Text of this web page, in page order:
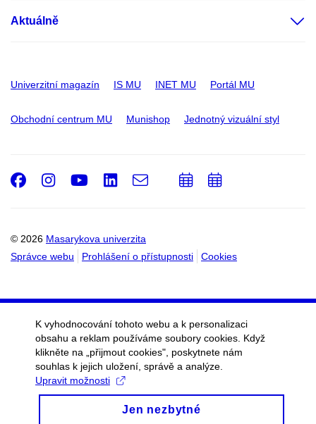
Aktuálně
Univerzitní magazín IS MU INET MU Portál MU
Obchodní centrum MU Munishop Jednotný vizuální styl
© 2026 Masarykova univerzita
Správce webu
Prohlášení o přístupnosti Cookies
Facebook
Instagram
Youtube
LinkedIn
e-
PřidatPřidat
K vyhodnocování tohoto webu a k personalizaci
obsahu a reklam používáme soubory cookies. Když
klikněte na „přijmout cookies", poskytnete nám
souhlas k jejich uložení, správě a analýze.
Upravit možnosti
Jen nezbytné